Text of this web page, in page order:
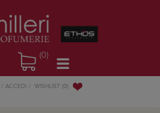
(0)
ACCEDI WISHLIST (0)